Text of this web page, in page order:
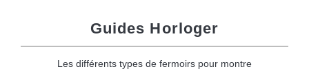
Guides Horloger
Les différents types de fermoirs pour montre